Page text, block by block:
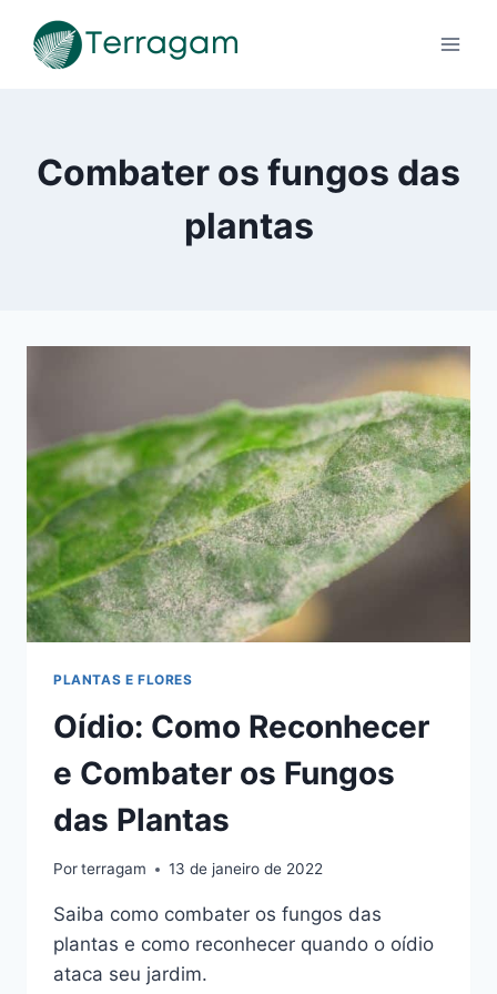
para
Combater os fungos das
plantas
PLANTAS E FLORES
Oídio: Como Reconhecer
e Combater os Fungos
das Plantas
Porterragam 13 de janeiro de 2022
Saiba como combater os fungos das
plantas e como reconhecer quando o oídio
ataca seu jardim.